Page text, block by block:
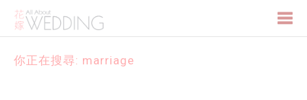
你正在搜尋: marriage